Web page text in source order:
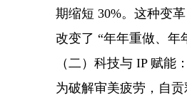
期缩短 30%。这种变
改变了 “年年重做、年
（二）科技与 IP 赋能
为破解审美疲劳，自